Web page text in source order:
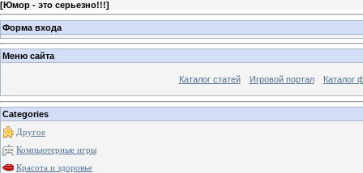
[Юмор - это серьезно!!!]
Форма входа
Меню сайта
Каталог статей Игровой портал Каталог
Categories
Другое
Компьютерные игры
Красота и здоровье